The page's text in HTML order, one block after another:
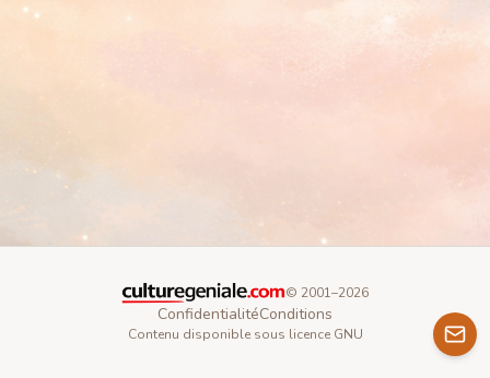
© 2001–2026
ConfidentialitéConditions
Contenu disponible sous licence GNU